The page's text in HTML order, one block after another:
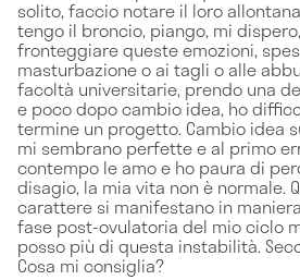
solito, faccio notare il loro
tengo il broncio, piango, mi
fronteggiare queste emozioni,
masturbazione o ai tagli o alle
facoltà universitarie, prendo una
e poco dopo cambio idea, ho
termine un progetto. Cambio idea
mi sembrano perfette e al primo
contempo le amo e ho paura di
disagio, la mia vita non è normale.
carattere si manifestano in
fase post-ovulatoria del mio ciclo
posso più di questa instabilità.
Cosa mi consiglia?